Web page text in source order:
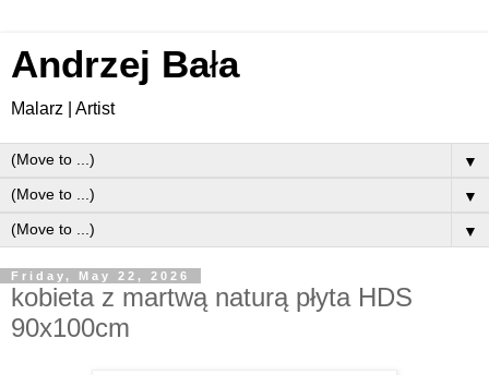
Andrzej Bała
Malarz | Artist
▼
▼
▼
Friday, May 22, 2026
kobieta z martwą naturą płyta HDS
90x100cm